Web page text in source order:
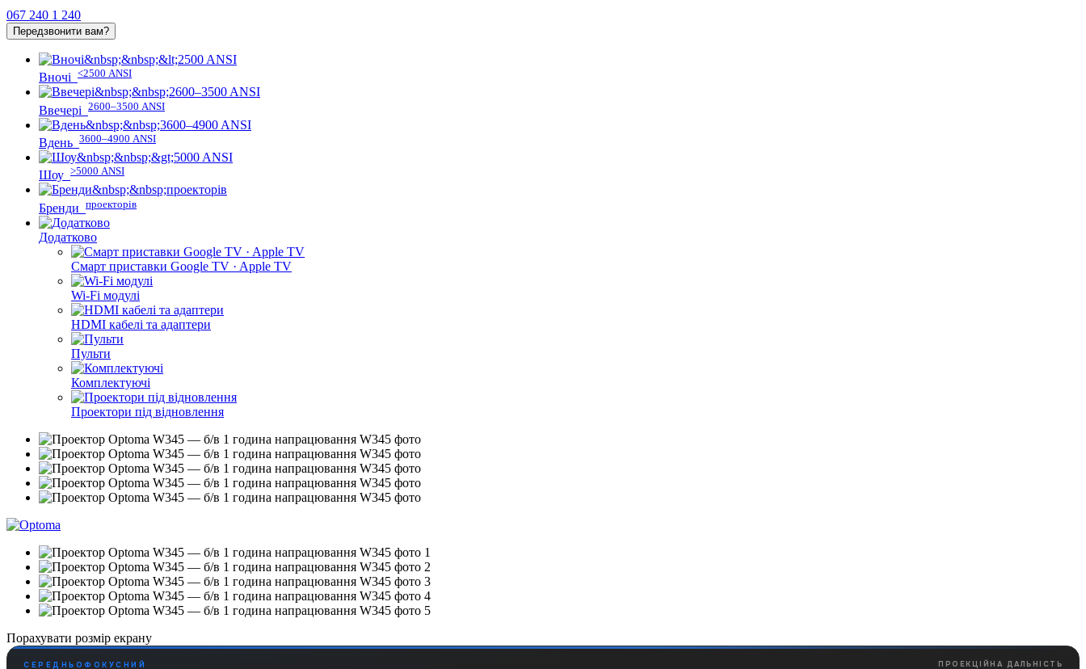
067 240 1 240
Передзвонити вам?
Вночі <2500 ANSI
Ввечері 2600–3500 ANSI
Вдень 3600–4900 ANSI
Шоу >5000 ANSI
Бренди проекторів
Додатково
Смарт приставки Google TV · Apple TV
Wi-Fi модулі
HDMI кабелі та адаптери
Пульти
Комплектуючі
Проектори під відновлення
Порахувати розмір екрану
СЕРЕДНЬОФОКУСНИЙ ПРОЕКЦІЙНА ДАЛЬНІСТЬ